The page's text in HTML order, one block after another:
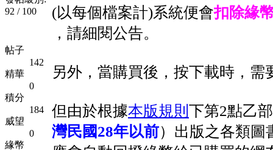
92 / 100
帖子
142
精華
0
積分
184
威望
0
緣幣
(以每個檔案計)系統便會扣除緣
，請細閱公告。
另外，當購買後，按下載時，
但由於根據本版規則 下第2點乙
灣民國28年以前）出版之各類